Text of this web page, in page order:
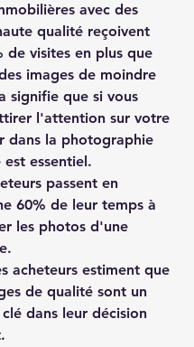
avec des
qualité reçoivent
de visites en plus que
images de moindre
signifie que si vous
l'attention sur votre
dans la photographie
essentiel.
passent en
60% de leur temps à
les photos d'une
acheteurs estiment que
de qualité sont un
dans leur décision